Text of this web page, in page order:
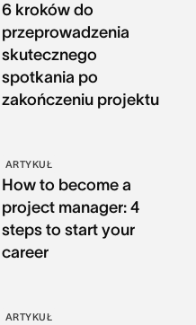
6 kroków do
przeprowadzenia
skutecznego
spotkania po
zakończeniu projektu
ARTYKUŁ
How to become a
project manager: 4
steps to start your
career
ARTYKUŁ